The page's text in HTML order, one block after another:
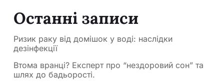
Останні записи
Ризик раку від домішок у воді: наслідки
дезінфекції
Втома вранці? Експерт про “нездоровий сон” та
шлях до бадьорості.